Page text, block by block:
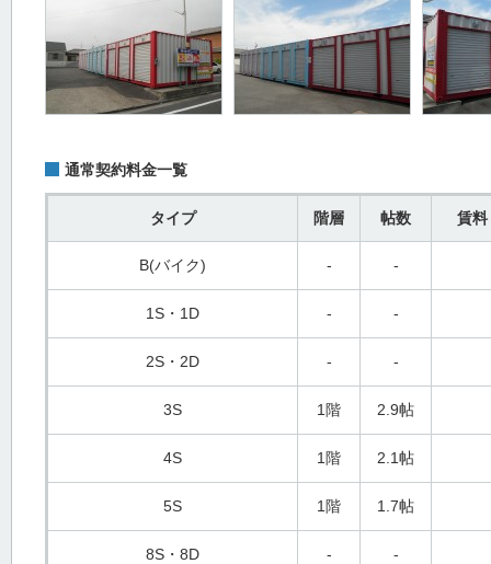
通常契約料金一覧
タイプ 階層 帖数 賃料
B(バイク) - -
1S・1D - -
2S・2D - -
3S 1階 2.9帖
4S 1階 2.1帖
5S 1階 1.7帖
8S・8D - -